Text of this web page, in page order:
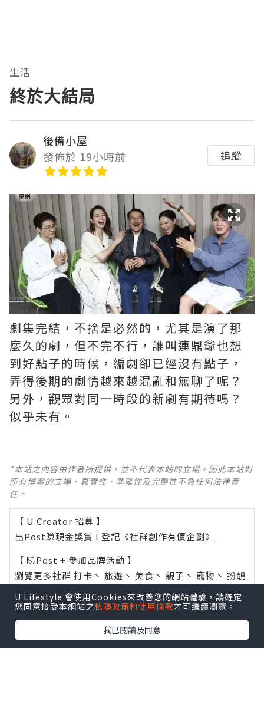
生活
終於大結局
後備小屋
發佈於 19小時前
追蹤
劇集完結，不捨是必然的，尤其是演了那
麼久的劇，但不完不行，誰叫連鼎爺也想
到好點子的時候，編劇卻已經沒有點子，
弄得後期的劇情越來越混亂和無聊了呢？ ​​​
另外，觀眾對同一時段的新劇有期待嗎？
似乎未有。
*本站之內容由作者所提供，並不代表本站的立場。因此本站對
所有博客的立場、真實性、準確性及完整性不負任何法律責
任。
【 U Creator 招募 】
出Post賺現金獎賞 l 登記《社群創作有價企劃》
【 睇Post + 參加品牌活動 】
瀏覽更多社群 打卡 丶 旅遊 丶 美食 丶 親子 丶 寵物 丶 扮靚
活動情報
U Blog開咗WhatsApp啦！發掘更多吃喝玩樂資訊！
U Lifestyle 會使用Cookies來改善您的網站體驗，請確定
您同意接受本網站之私隱政策和使用條款才可繼續瀏覽。
我已閱讀及同意